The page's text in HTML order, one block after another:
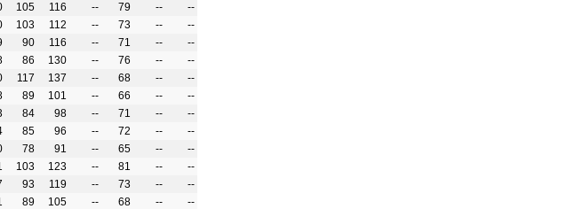
105 116 -- 79 --
--
103 112 -- 73 --
--
90 116 -- 71 --
--
86 130 -- 76 --
--
117 137 -- 68 --
--
89 101 -- 66 --
--
84 98 -- 71 --
--
85 96 -- 72 --
--
78 91 -- 65 --
--
103 123 -- 81 --
--
93 119 -- 73 --
--
89 105 -- 68 --
--